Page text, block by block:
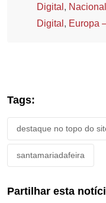
Digital ,
Digital , Europa
Tags:
destaque no topo do
santamariadafeira
Partilhar esta